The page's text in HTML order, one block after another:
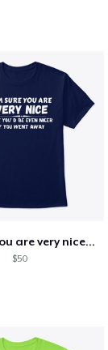
are very nice...
$50